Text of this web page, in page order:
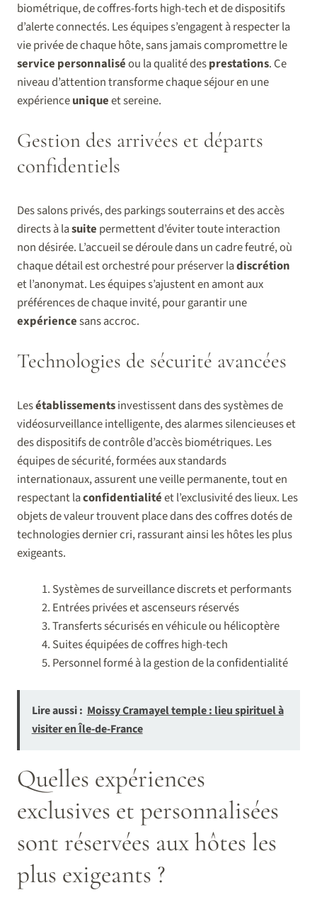
biométrique, de coffres-forts high-tech et de dispositifs
d’alerte connectés. Les équipes s’engagent à respecter la
vie privée de chaque hôte, sans jamais compromettre le
service personnaliséou la qualité desprestations. Ce
niveau d’attention transforme chaque séjour en une
expérienceuniqueet sereine.
Gestion des arrivées et départs
confidentiels
Des salons privés, des parkings souterrains et des accès
directs à lasuite permettent d’éviter toute interaction
non désirée. L’accueil se déroule dans un cadre feutré, où
chaque détail est orchestré pour préserver ladiscrétion
et l’anonymat. Les équipes s’ajustent en amont aux
préférences de chaque invité, pour garantir une
expériencesans accroc.
Technologies de sécurité avancées
Lesétablissementsinvestissent dans des systèmes de
vidéosurveillance intelligente, des alarmes silencieuses et
des dispositifs de contrôle d’accès biométriques. Les
équipes de sécurité, formées aux standards
internationaux, assurent une veille permanente, tout en
respectant laconfidentialitéet l’exclusivité des lieux. Les
objets de valeur trouvent place dans des coffres dotés de
technologies dernier cri, rassurant ainsi les hôtes les plus
exigeants.
Systèmes de surveillance discrets et performants
Entrées privées et ascenseurs réservés
Transferts sécurisés en véhicule ou hélicoptère
Suites équipées de coffres high-tech
Personnel formé à la gestion de la confidentialité
Lire aussi : Moissy Cramayel temple : lieu spirituel à
visiter en Île-de-France
Quelles expériences
exclusives et personnalisées
sont réservées aux hôtes les
plus exigeants ?